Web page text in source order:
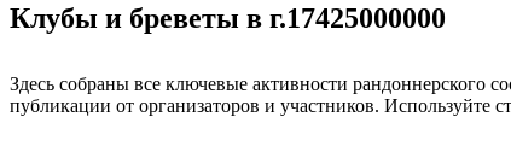
Клубы и бреветы в г.17425000000
Здесь собраны все ключевые активности рандоннерского
публикации от организаторов и участников. Используйте